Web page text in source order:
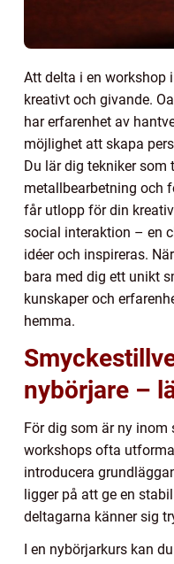
Att delta i en workshop
kreativt och givande.
har erfarenhet av
möjlighet att skapa
Du lär dig tekniker som
metallbearbetning och
får utlopp för din
social interaktion – en
idéer och inspireras.
bara med dig ett unikt
kunskaper och
hemma.
nybörjare –
För dig som är ny
workshops ofta
introducera
ligger på att ge en
deltagarna känner sig
I en nybörjarkurs kan